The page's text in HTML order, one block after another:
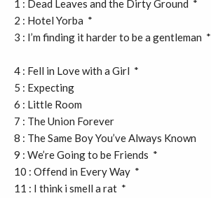
1 : Dead Leaves and the Dirty Ground *
2 : Hotel Yorba *
3 : I’m finding it harder to be a gentleman *
4 : Fell in Love with a Girl *
5 : Expecting
6 : Little Room
7 : The Union Forever
8 : The Same Boy You’ve Always Known
9 : We’re Going to be Friends *
10 : Offend in Every Way *
11 : I think i smell a rat *